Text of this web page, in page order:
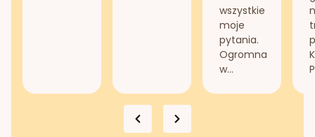
wszystkie
moje
pytania.
Ogromna
w...